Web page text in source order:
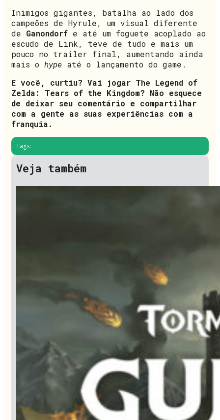
Inimigos gigantes, batalha ao lado dos
campeões de Hyrule, um visual diferente
de Ganondorf e até um foguete acoplado ao
escudo de Link, teve de tudo e mais um
pouco no trailer final, aumentando ainda
mais o hype até o lançamento do game.
E você, curtiu? Vai jogar The Legend of
Zelda: Tears of the Kingdom? Não esquece
de deixar seu comentário e compartilhar
com a gente as suas experiências com a
franquia.
Tags:
Veja também